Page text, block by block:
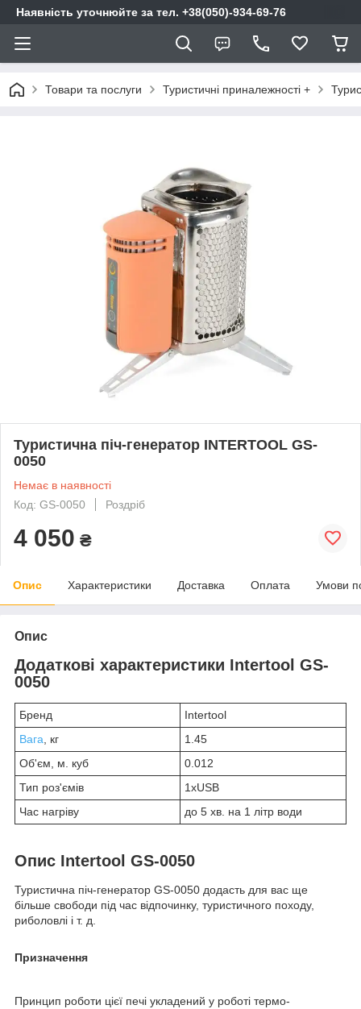
Наявність уточнюйте за тел. +38(050)-934-69-76
Товари та послуги Туристичні приналежності +
Туристична піч-генератор INTERTOOL GS-
0050
Немає в наявності
Код: GS-0050
Роздріб
4 050 ₴
Опис Характеристики Доставка Оплата Умови
Опис
Додаткові характеристики Intertool GS-
0050
Бренд
Intertool
Вага, кг
1.45
Об'єм, м. куб
0.012
Тип роз'ємів
1хUSB
Час нагріву
до 5 хв. на 1 літр води
Опис Intertool GS-0050
Туристична піч-генератор GS-0050 додасть для вас ще
більше свободи під час відпочинку, туристичного походу,
риболовлі і т. д.
Призначення
Принцип роботи цієї печі укладений у роботі термо-